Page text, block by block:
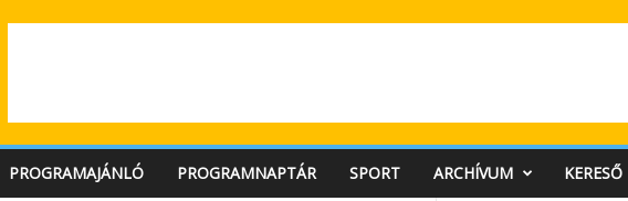
PROGRAMAJÁNLÓ PROGRAMNAPTÁR SPORT ARCHÍVUM KERESŐ